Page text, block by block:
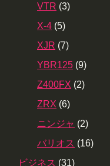
VTR (3)
X-4 (5)
XJR (7)
YBR125 (9)
Z400FX (2)
ZRX (6)
ニンジャ (2)
バリオス (16)
ビジネス (31)